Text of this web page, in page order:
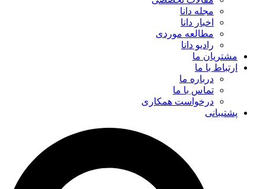
مجله دانا
اخبار دانا
مطالعه موردی
رادیو دانا
مشتریان ما
ارتباط با ما
درباره ما
تماس با ما
درخواست همکاری
پشتیبانی